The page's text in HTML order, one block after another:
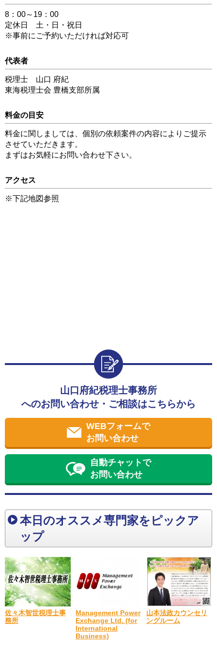
8：00～19：00
定休日 土・日・祝日
※事前にご予約いただければ対応可
代表者
税理士 山口 府紀
東海税理士会 豊橋支部所属
料金の目安
料金に関しましては、個別の依頼案件の内容によりご提示
させていただきます。
まずはお気軽にお問い合わせ下さい。
アクセス
※下記地図参照
山口府紀税理士事務所
へのお問い合わせ・ご相談はこちらから
WEBフォームで
お問い合わせ
自動チャットで
お問い合わせ
本日のオススメ専門家をピックア
ップ
佐々木智世税理士事
務所
Management Power
Exchange Ltd. (for
International
Business)
山本法政カウンセリ
ングルーム